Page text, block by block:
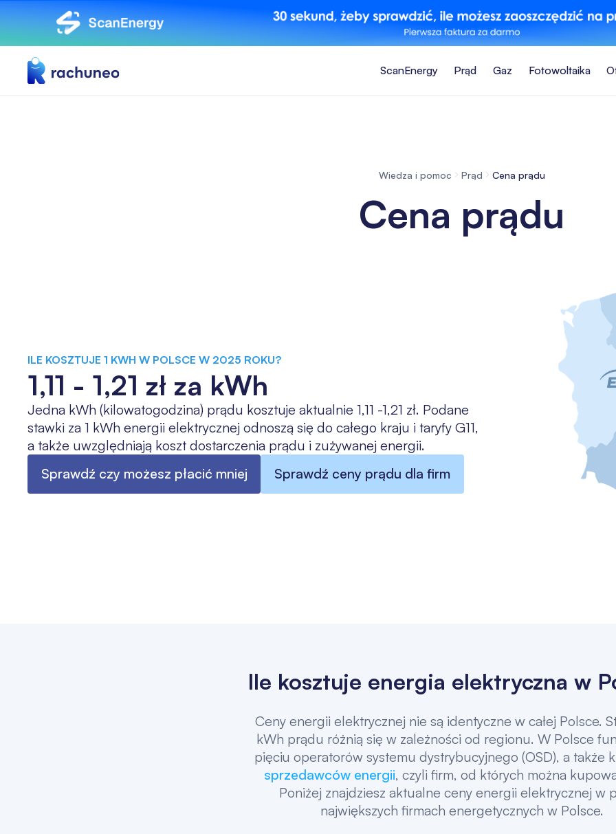
ScanEnergy Prąd Gaz Fotowoltaika
Wiedza i pomoc Prąd Cena prądu
Cena prądu
ILE KOSZTUJE 1 KWH W POLSCE W 2025 ROKU?
1,11 - 1,21 zł za kWh
Jedna kWh (kilowatogodzina) prądu kosztuje aktualnie 1,11 -1,21 zł. Podane
stawki za 1 kWh energii elektrycznej odnoszą się do całego kraju i taryfy G11,
a także uwzględniają koszt dostarczenia prądu i zużywanej energii.​
Sprawdź czy możesz płacić mniej
Sprawdź ceny prądu dla firm
Ile kosztuje energia elektryczna w
Ceny energii elektrycznej nie są identyczne w całej Polsce.
kWh prądu różnią się w zależności od regionu. W Polsce
pięciu operatorów systemu dystrybucyjnego (OSD), a także
sprzedawców energii, czyli firm, od których można
Poniżej znajdziesz aktualne ceny energii elektrycznej w
największych firmach energetycznych w Polsce.